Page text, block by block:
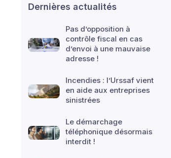
Dernières actualités
Pas d’opposition à
contrôle fiscal en cas
d’envoi à une mauvaise
adresse !
Incendies : l’Urssaf vient
en aide aux entreprises
sinistrées
Le démarchage
téléphonique désormais
interdit !